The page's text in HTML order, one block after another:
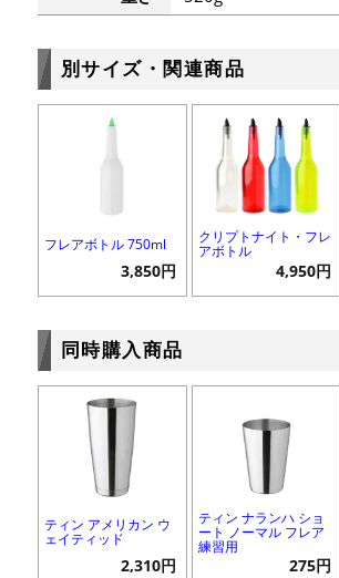
別サイズ・関連商品
フレアボトル 750ml
3,850円
クリプトナイト・フレ
アボトル
4,950円
同時購入商品
ティン アメリカン ウ
ェイティッド
2,310円
ティン ナランハ ショ
ート ノーマル フレア
練習用
275円